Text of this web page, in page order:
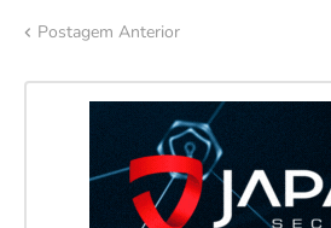
Postagem Anterior